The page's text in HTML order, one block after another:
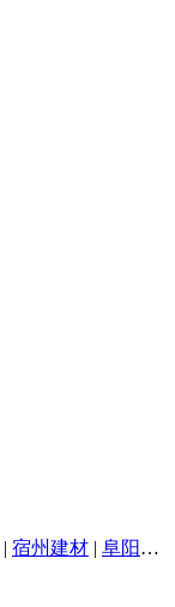
| 宿州建材 | 阜阳建材